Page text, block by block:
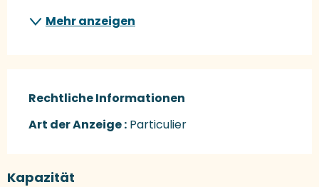
Mehr anzeigen
Rechtliche Informationen
Rechtliche Informationen
Art der Anzeige : Particulier
Kapazität